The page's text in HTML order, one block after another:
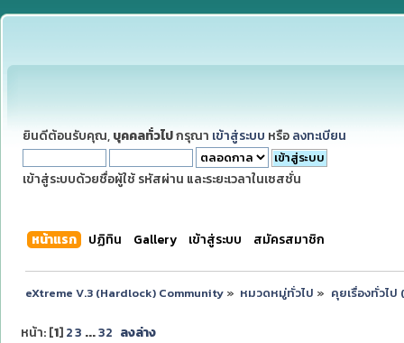
ยินดีต้อนรับคุณ, บุคคลทั่วไปกรุณา เข้าสู่ระบบ หรือ ลงทะเบียน
เข้าสู่ระบบด้วยชื่อผู้ใช้ รหัสผ่าน และระยะเวลาในเซสชั่น
หน้าแรก ปฏิทิน Gallery เข้าสู่ระบบ สมัครสมาชิก
eXtreme V.3 (Hardlock) Community» หมวดหมู่ทั่วไป » คุยเรื่องทั่วไป
หน้า: [1] 23 ...32 ลงล่าง